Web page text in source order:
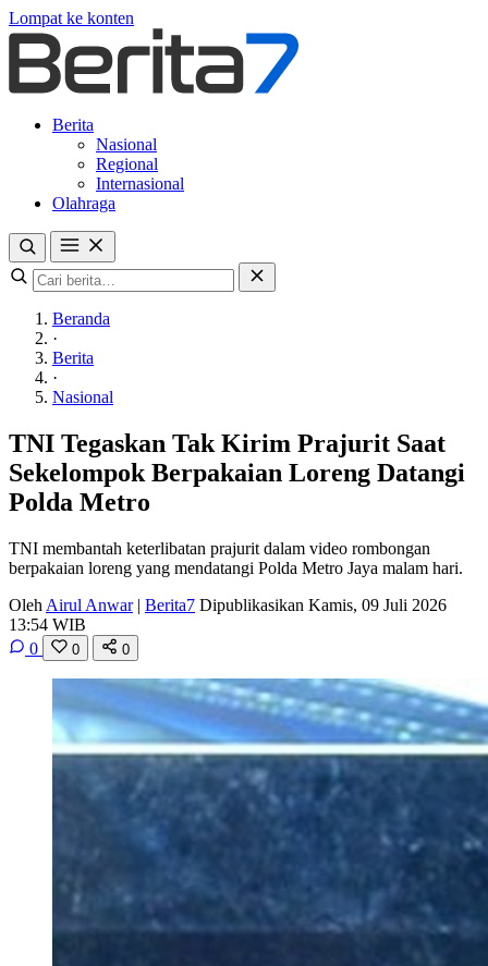
Lompat ke konten
Berita
Nasional
Regional
Internasional
Olahraga
Beranda
·
Berita
·
Nasional
TNI Tegaskan Tak Kirim Prajurit Saat
Sekelompok Berpakaian Loreng Datangi
Polda Metro
TNI membantah keterlibatan prajurit dalam video rombongan
berpakaian loreng yang mendatangi Polda Metro Jaya malam hari.
Oleh Airul Anwar | Berita7 Dipublikasikan Kamis, 09 Juli 2026
13:54 WIB
0
0 0